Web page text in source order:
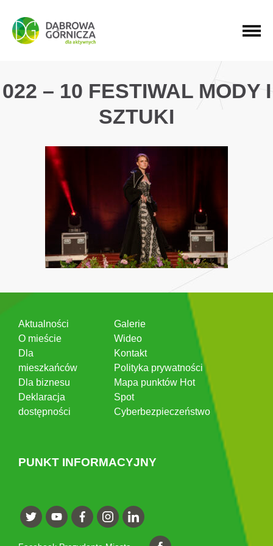
PRZEJDŹ DO MENU GŁÓWNEGO
PRZEJDŹ DO WYSZUKIWARKI
PRZEJDŹ DO TREŚCI
022 – 10 FESTIWAL MODY I
SZTUKI
Aktualności
O mieście
Dla
mieszkańców
Dla biznesu
Deklaracja
dostępności
Galerie
Wideo
Kontakt
Polityka prywatności
Mapa punktów Hot
Spot
Cyberbezpieczeństwo
PUNKT INFORMACYJNY